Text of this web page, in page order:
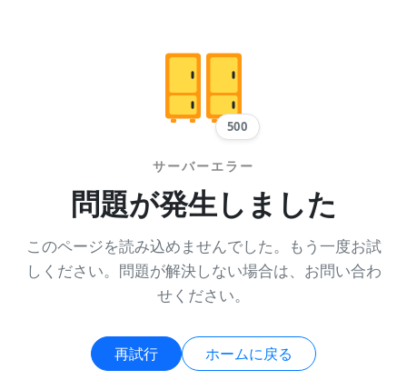
500
サーバーエラー
問題が発生しました
このページを読み込めませんでした。もう一度お試
しください。問題が解決しない場合は、お問い合わ
せください。
再試行 ホームに戻る